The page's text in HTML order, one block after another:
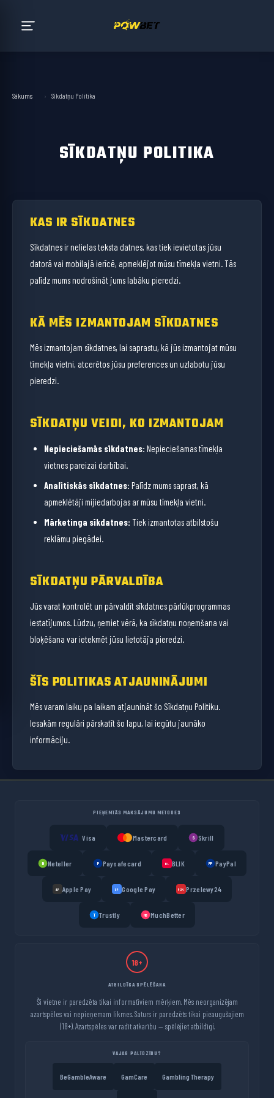
Sākums › Sīkdatņu Politika
SĪKDATŅU POLITIKA
KAS IR SĪKDATNES
Sīkdatnes ir nelielas teksta datnes, kas tiek ievietotas jūsu
datorā vai mobilajā ierīcē, apmeklējot mūsu tīmekļa vietni. Tās
palīdz mums nodrošināt jums labāku pieredzi.
KĀ MĒS IZMANTOJAM SĪKDATNES
Mēs izmantojam sīkdatnes, lai saprastu, kā jūs izmantojat mūsu
tīmekļa vietni, atcerētos jūsu preferences un uzlabotu jūsu
pieredzi.
SĪKDATŅU VEIDI, KO IZMANTOJAM
Nepieciešamās sīkdatnes: Nepieciešamas tīmekļa
vietnes pareizai darbībai.
Analītiskās sīkdatnes: Palīdz mums saprast, kā
apmeklētāji mijiedarbojas ar mūsu tīmekļa vietni.
Mārketinga sīkdatnes: Tiek izmantotas atbilstošu
reklāmu piegādei.
SĪKDATŅU PĀRVALDĪBA
Jūs varat kontrolēt un pārvaldīt sīkdatnes pārlūkprogrammas
iestatījumos. Lūdzu, ņemiet vērā, ka sīkdatņu noņemšana vai
bloķēšana var ietekmēt jūsu lietotāja pieredzi.
ŠĪS POLITIKAS ATJAUNINĀJUMI
Mēs varam laiku pa laikam atjaunināt šo Sīkdatņu Politiku.
Iesakām regulāri pārskatīt šo lapu, lai iegūtu jaunāko
informāciju.
PIEŅEMTĀS MAKSĀJUMU METODES
Visa Mastercard S Skrill
N Neteller P Paysafecard BL BLIK PP PayPal
AP Apple Pay GP Google Pay P24 Przelewy24
T Trustly MB MuchBetter
18+
ATBILDĪGA SPĒLĒŠANA
Šī vietne ir paredzēta tikai informatīviem mērķiem. Mēs neorganizējam
azartspēles vai nepieņemam likmes. Saturs ir paredzēts tikai pieaugušajiem
(18+). Azartspēles var radīt atkarību — spēlējiet atbildīgi.
VAJAG PALĪDZĪBU?
BeGambleAware GamCare Gambling Therapy